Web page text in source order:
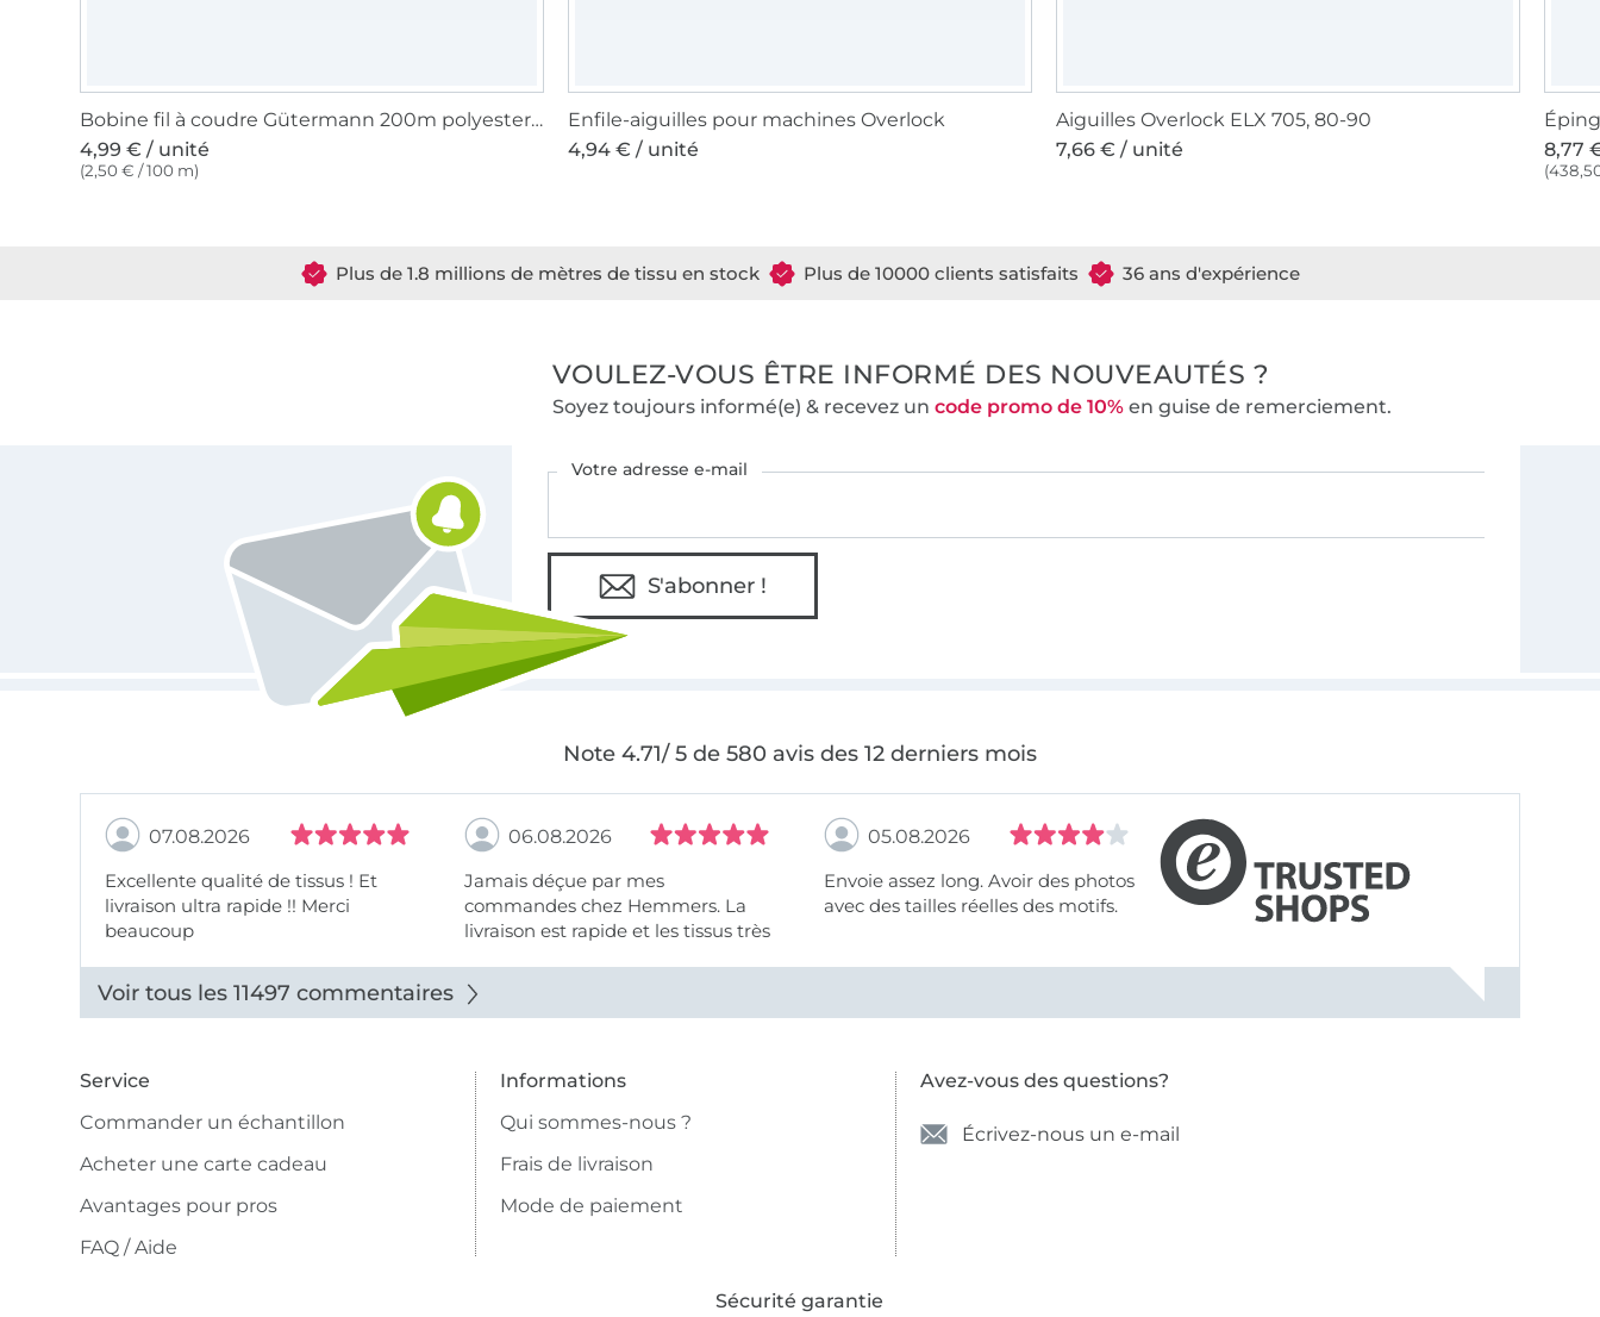
Bobine fil à coudre Gütermann 200m polyester, (403) vert foncé
4,99 € / unité
(2,50 € / 100 m)
Enfile-aiguilles pour machines Overlock
4,94 € / unité
Aiguilles Overlock ELX 705, 80-90
7,66 € / unité
8,77
Plus de 1.8 millions de mètres de tissu en stock Plus de 10000 clients satisfaits 36 ans d'expérience
VOULEZ-VOUS ÊTRE INFORMÉ DES NOUVEAUTÉS ?
Soyez toujours informé(e) & recevez un code promo de 10%en guise de remerciement.
Votre adresse e-mail
S'abonner !
Note 4.71/ 5 de 580 avis des 12 derniers mois
07.08.2026
Excellente qualité de tissus ! Et
livraison ultra rapide !! Merci
beaucoup
06.08.2026
Jamais déçue par mes
commandes chez Hemmers. La
livraison est rapide et les tissus très
05.08.2026
Envoie assez long. Avoir des photos
avec des tailles réelles des motifs.
Voir tous les 11497 commentaires
Service
Commander un échantillon
Acheter une carte cadeau
Avantages pour pros
FAQ / Aide
Informations
Qui sommes-nous ?
Frais de livraison
Mode de paiement
Avez-vous des questions?
Écrivez-nous un e-mail
Sécurité garantie